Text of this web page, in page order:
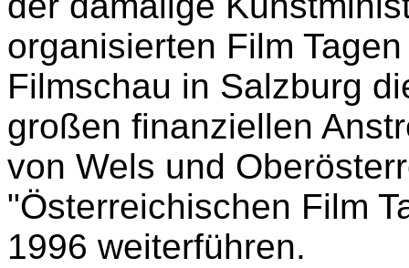
organisierten Film
Filmschau in Salzburg
großen finanziellen
von Wels und
"Österreichischen Film
1996 weiterführen.